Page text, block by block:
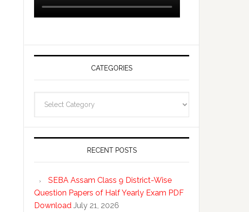
CATEGORIES
RECENT POSTS
SEBA Assam Class 9 District-Wise
Question Papers of Half Yearly Exam PDF
Download July 21, 2026